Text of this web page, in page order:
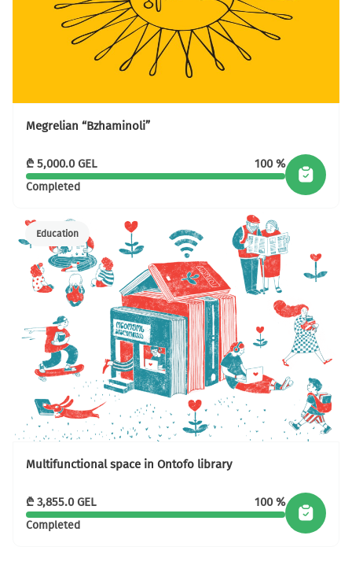
Megrelian “Bzhaminoli”
₾5,000.0GEL 100 %
Completed
Education
Multifunctional space in Ontofo library
₾3,855.0GEL 100 %
Completed